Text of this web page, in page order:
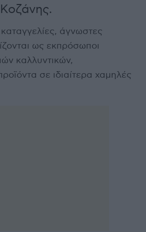
άγνωστες
ως εκπρόσωποι
καλλυντικών,
σε ιδιαίτερα χαμηλές